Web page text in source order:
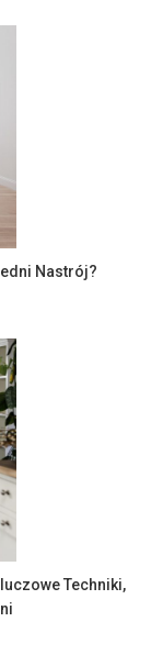
Nastrój?
Techniki,